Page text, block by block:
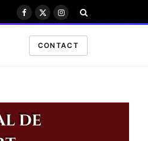
Facebook
X
Instagram
CONTACT